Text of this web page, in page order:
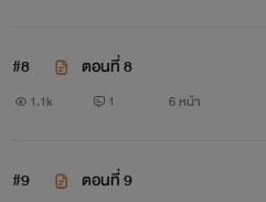
#8 ตอนที่ 8
1.1k 1 6 หน้า
#9 ตอนที่ 9